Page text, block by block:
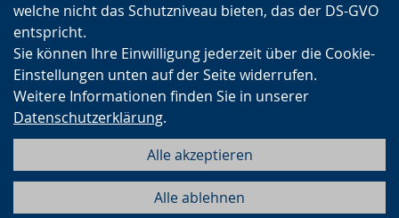
welche nicht das Schutzniveau bieten, das der DS-GVO
entspricht.
Sie können Ihre Einwilligung jederzeit über die Cookie-
Einstellungen unten auf der Seite widerrufen.
Weitere Informationen finden Sie in unserer
Datenschutzerklärung.
Alle akzeptieren
Alle ablehnen